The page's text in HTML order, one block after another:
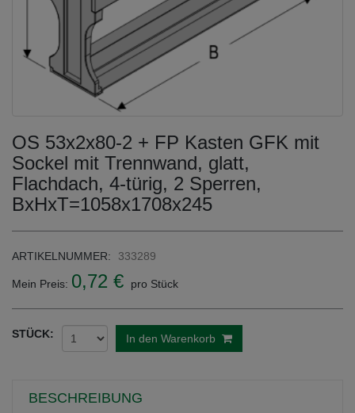
OS 53x2x80-2 + FP Kasten GFK mit
Sockel mit Trennwand, glatt,
Flachdach, 4-türig, 2 Sperren,
BxHxT=1058x1708x245
ARTIKELNUMMER: 333289
Mein Preis: 0,72 € pro Stück
STÜCK: In den Warenkorb
BESCHREIBUNG